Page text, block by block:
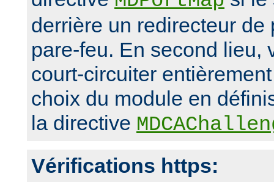
derrière un redirecteur de
pare-feu. En second lieu,
court-circuiter
choix du module en
la directive
Vérifications https: